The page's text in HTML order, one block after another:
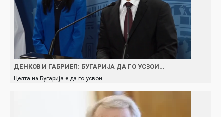
ДЕНКОВ И ГАБРИЕЛ: БУГАРИЈА ДА ГО УСВОИ…
Целта на Бугарија е да го усвои…